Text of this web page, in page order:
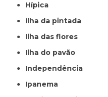
Hípica
Ilha da pintada
Ilha das flores
Ilha do pavão
Independência
Ipanema